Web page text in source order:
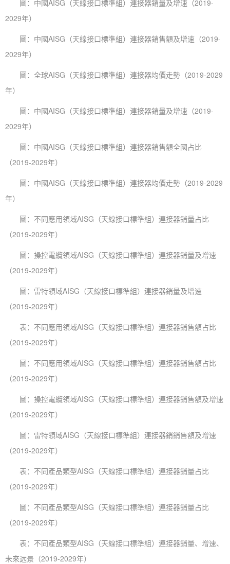
圖：中國AISG（天線接口標準組）連接器銷量及增速（2019-
2029年）
圖：中國AISG（天線接口標準組）連接器銷售額及增速（2019-
2029年）
圖：全球AISG（天線接口標準組）連接器均價走勢（2019-2029
年）
圖：中國AISG（天線接口標準組）連接器銷量及增速（2019-
2029年）
圖：中國AISG（天線接口標準組）連接器銷售額全國占比
（2019-2029年）
圖：中國AISG（天線接口標準組）連接器均價走勢（2019-2029
年）
圖：不同應用領域AISG（天線接口標準組）連接器銷量占比
（2019-2029年）
圖：操控電纜領域AISG（天線接口標準組）連接器銷量及增速
（2019-2029年）
圖：雷特領域AISG（天線接口標準組）連接器銷量及增速
（2019-2029年）
表：不同應用領域AISG（天線接口標準組）連接器銷售額占比
（2019-2029年）
圖：不同應用領域AISG（天線接口標準組）連接器銷售額占比
（2019-2029年）
圖：操控電纜領域AISG（天線接口標準組）連接器銷售額及增速
（2019-2029年）
圖：雷特領域AISG（天線接口標準組）連接器銷銷售額及增速
（2019-2029年）
表：不同產品類型AISG（天線接口標準組）連接器銷量占比
（2019-2029年）
圖：不同產品類型AISG（天線接口標準組）連接器銷量占比
（2019-2029年）
表：不同產品類型AISG（天線接口標準組）連接器銷量、增速、
未來远景（2019-2029年）